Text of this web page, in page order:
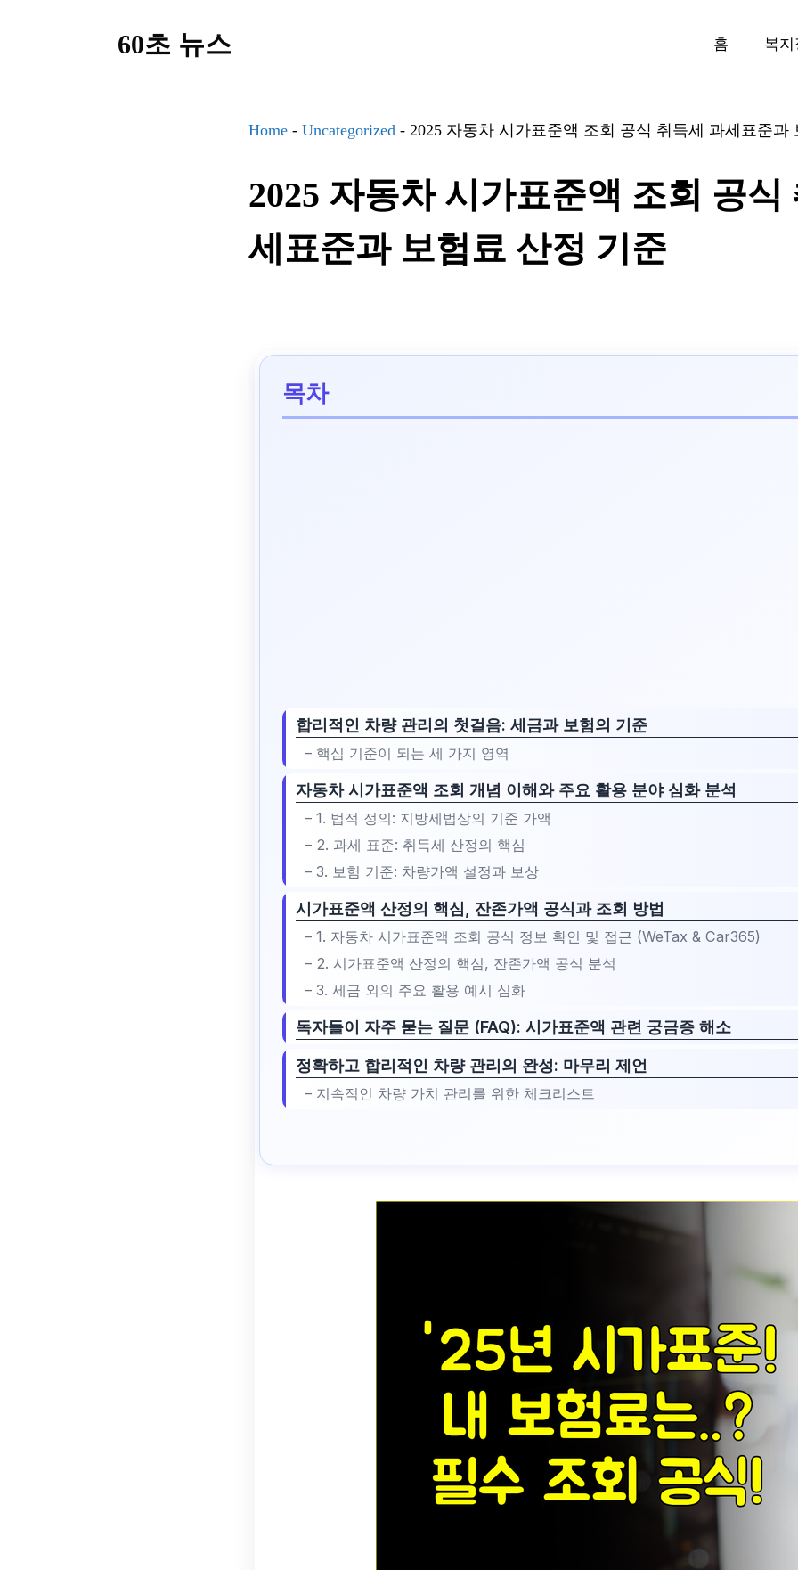
60초 뉴스 홈 복
Home - Uncategorized - 2025 자동차 시가표준액 조회 공식 취득세 과세표준과
2025 자동차 시가표준액 조회 공식
세표준과 보험료 산정 기준
목차
합리적인 차량 관리의 첫걸음: 세금과 보험의 기준
– 핵심 기준이 되는 세 가지 영역
자동차 시가표준액 조회 개념 이해와 주요 활용 분야 심화 분석
– 1. 법적 정의: 지방세법상의 기준 가액
– 2. 과세 표준: 취득세 산정의 핵심
– 3. 보험 기준: 차량가액 설정과 보상
시가표준액 산정의 핵심, 잔존가액 공식과 조회 방법
– 1. 자동차 시가표준액 조회 공식 정보 확인 및 접근 (WeTax & Car365)
– 2. 시가표준액 산정의 핵심, 잔존가액 공식 분석
– 3. 세금 외의 주요 활용 예시 심화
독자들이 자주 묻는 질문 (FAQ): 시가표준액 관련 궁금증 해소
정확하고 합리적인 차량 관리의 완성: 마무리 제언
– 지속적인 차량 가치 관리를 위한 체크리스트